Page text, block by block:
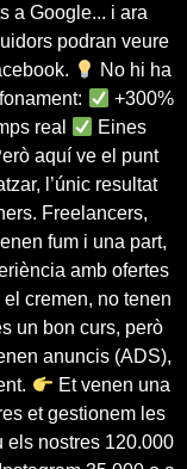
a Google... i ara
podran veure
No hi ha
+300%
real
Eines
aquí ve el punt
l’únic resultat
Freelancers,
fum i una part,
amb ofertes
cremen, no tenen
un bon curs, però
anuncis (ADS),
Et venen una
et gestionem les
els nostres 120.000